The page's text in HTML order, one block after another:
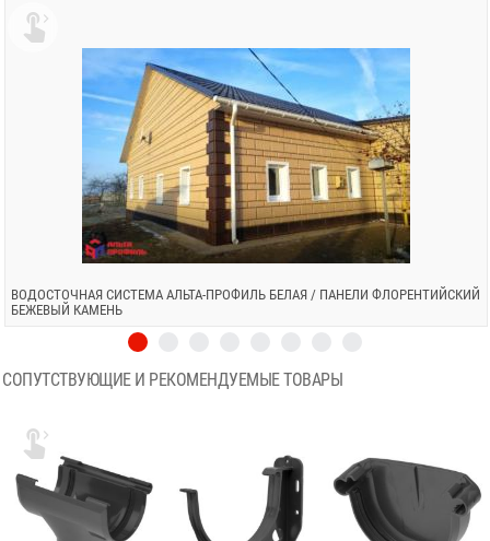
ВОДОСТОЧНАЯ СИСТЕМА АЛЬТА-ПРОФИЛЬ БЕЛАЯ / ПАНЕЛИ ФЛОРЕНТИЙСКИЙ
БЕЖЕВЫЙ КАМЕНЬ

СОПУТСТВУЮЩИЕ И РЕКОМЕНДУЕМЫЕ ТОВАРЫ
